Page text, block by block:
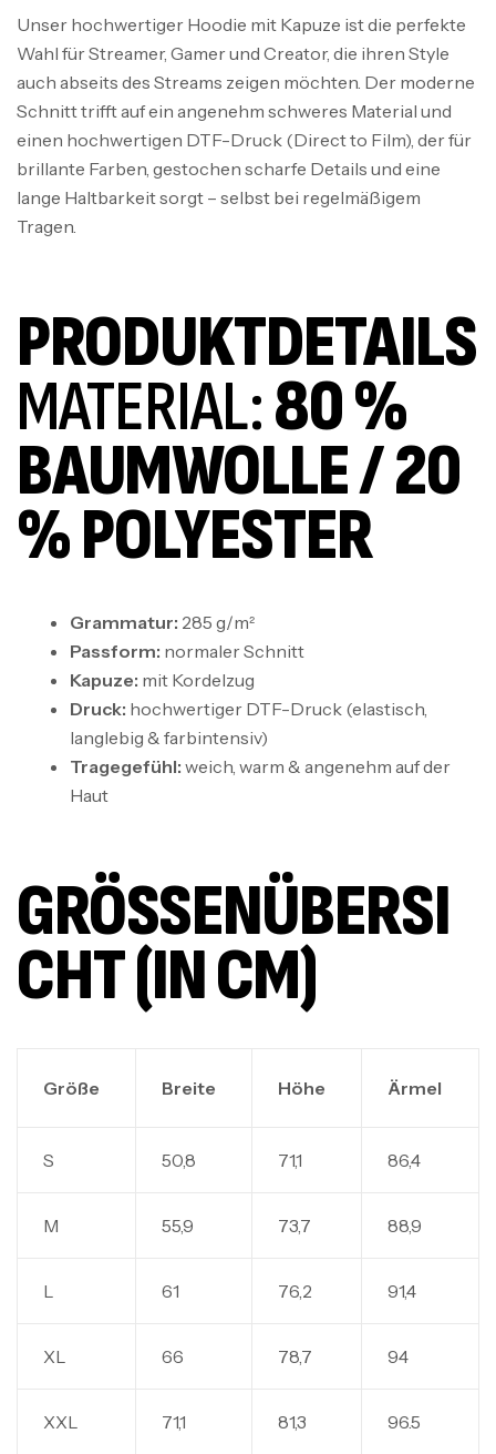
Unser hochwertiger Hoodie mit Kapuze ist die perfekte
Wahl für Streamer, Gamer und Creator, die ihren Style
auch abseits des Streams zeigen möchten. Der moderne
Schnitt trifft auf ein angenehm schweres Material und
einen hochwertigen DTF-Druck (Direct to Film), der für
brillante Farben, gestochen scharfe Details und eine
lange Haltbarkeit sorgt – selbst bei regelmäßigem
Tragen.
PRODUKTDETAILS
MATERIAL:80 %
BAUMWOLLE / 20
% POLYESTER
Grammatur: 285 g/m²
Passform: normaler Schnitt
Kapuze: mit Kordelzug
Druck: hochwertiger DTF-Druck (elastisch,
langlebig & farbintensiv)
Tragegefühl: weich, warm & angenehm auf der
Haut
GRÖSSENÜBERSIC
HT (IN CM)
Größe Breite Höhe Ärmel
S 50,8 71,1 86,4
M 55,9 73,7 88,9
L 61 76,2 91,4
XL 66 78,7 94
XXL 71,1 81,3 96.5